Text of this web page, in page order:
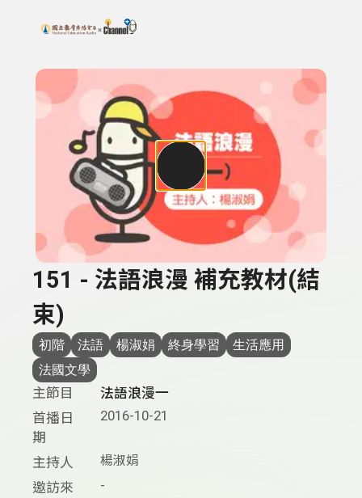
上方功能區塊
搜尋關鍵字：可輸入節目名稱、主持人或關鍵字
151 - 法語浪漫 補充教材(結
束)
初階 法語 楊淑娟 終身學習
生活應用
法國文學
主節目
法語浪漫一
首播日
期
2016-10-21
主持人 楊淑娟
邀訪來
-